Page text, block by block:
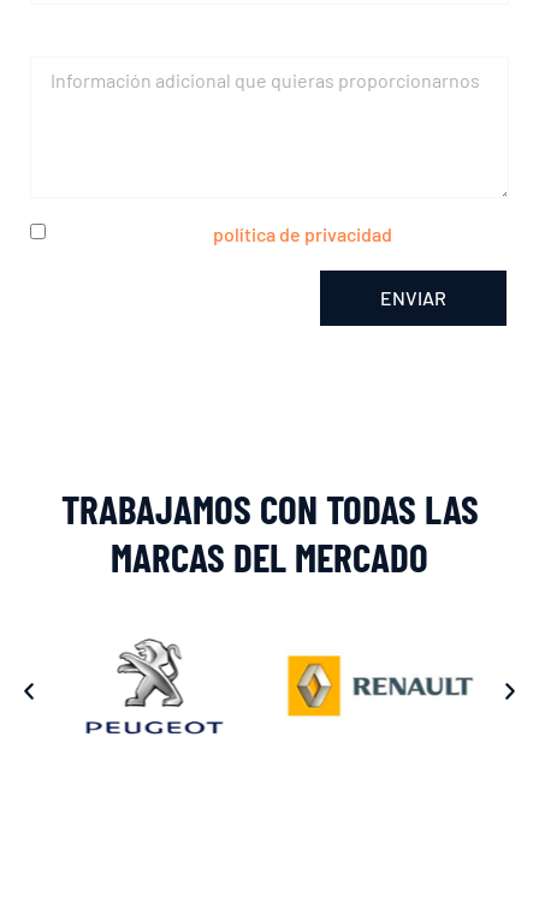
política de privacidad
ENVIAR
TRABAJAMOS CON TODAS LAS
MARCAS DEL MERCADO